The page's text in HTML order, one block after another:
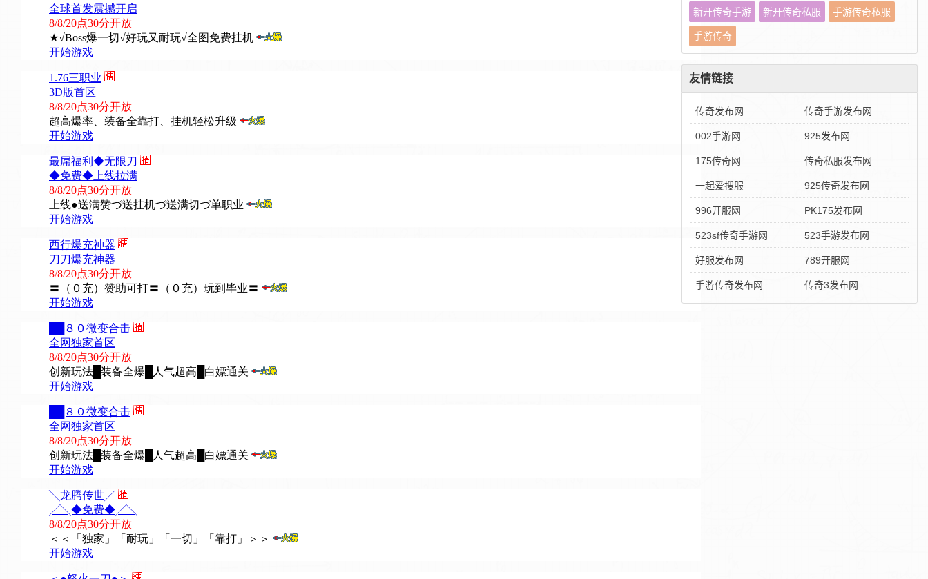
新开传奇手游 新开传奇私服 手游传奇私服
手游传奇
友情链接
传奇发布网 传奇手游发布网
002手游网 925发布网
175传奇网 传奇私服发布网
一起爱搜服 925传奇发布网
996开服网 PK175发布网
523sf传奇手游网 523手游发布网
好服发布网 789开服网
手游传奇发布网 传奇3发布网